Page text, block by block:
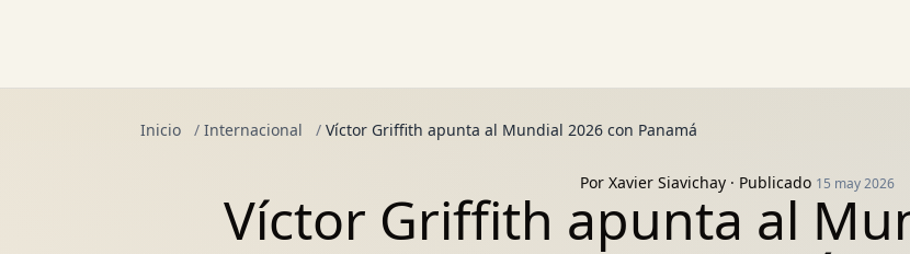
Inicio / Internacional / Víctor Griffith apunta al Mundial 2026 con Panamá
Por Xavier Siavichay· Publicado 15 may 2026
Víctor Griffith apunta al